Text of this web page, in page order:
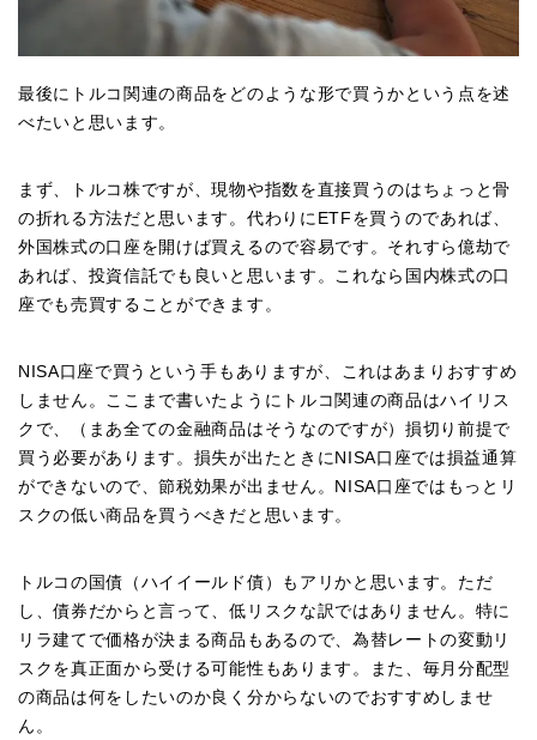
最後にトルコ関連の商品をどのような形で買うかという点を述
べたいと思います。
まず、トルコ株ですが、現物や指数を直接買うのはちょっと骨
の折れる方法だと思います。代わりにETFを買うのであれば、
外国株式の口座を開けば買えるので容易です。それすら億劫で
あれば、投資信託でも良いと思います。これなら国内株式の口
座でも売買することができます。
NISA口座で買うという手もありますが、これはあまりおすすめ
しません。ここまで書いたようにトルコ関連の商品はハイリス
クで、（まあ全ての金融商品はそうなのですが）損切り前提で
買う必要があります。損失が出たときにNISA口座では損益通算
ができないので、節税効果が出ません。NISA口座ではもっとリ
スクの低い商品を買うべきだと思います。
トルコの国債（ハイイールド債）もアリかと思います。ただ
し、債券だからと言って、低リスクな訳ではありません。特に
リラ建てで価格が決まる商品もあるので、為替レートの変動リ
スクを真正面から受ける可能性もあります。また、毎月分配型
の商品は何をしたいのか良く分からないのでおすすめしませ
ん。